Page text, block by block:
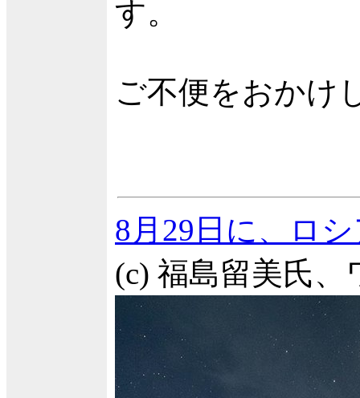
す。
ご不便をおかけ
8月29日に、ロ
(c) 福島留美氏